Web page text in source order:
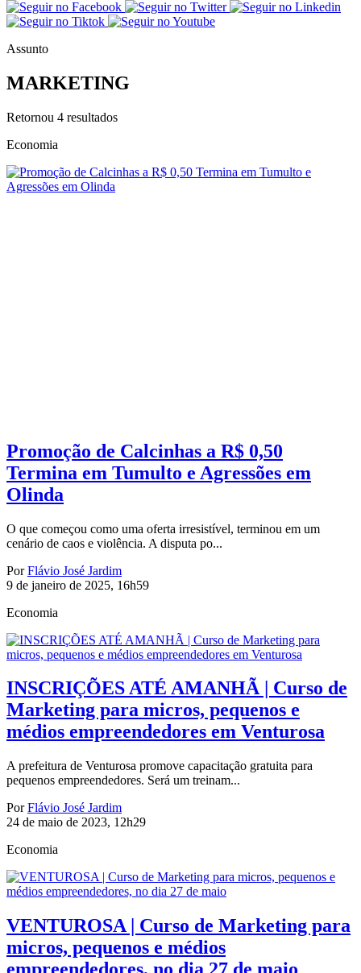
Assunto
MARKETING
Retornou 4 resultados
Economia
Promoção de Calcinhas a R$ 0,50
Termina em Tumulto e Agressões em
Olinda
O que começou como uma oferta irresistível, terminou em um
cenário de caos e violência. A disputa po...
PorFlávio José Jardim
9 de janeiro de 2025, 16h59
Economia
INSCRIÇÕES ATÉ AMANHÃ | Curso de
Marketing para micros, pequenos e
médios empreendedores em Venturosa
A prefeitura de Venturosa promove capacitação gratuita para
pequenos empreendedores. Será um treinam...
PorFlávio José Jardim
24 de maio de 2023, 12h29
Economia
VENTUROSA | Curso de Marketing para
micros, pequenos e médios